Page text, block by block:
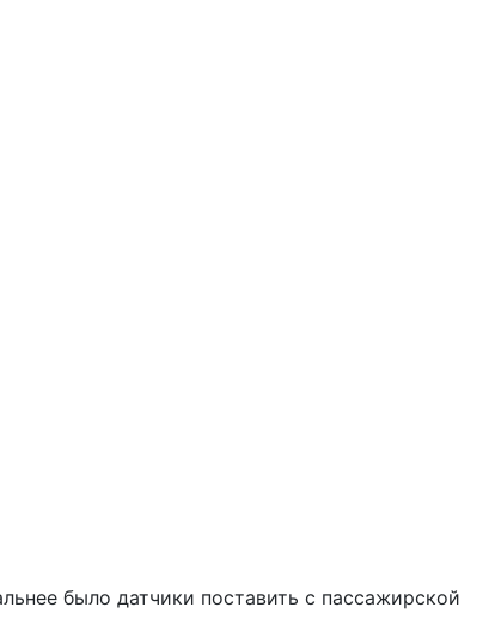
было датчики поставить с пассажирской